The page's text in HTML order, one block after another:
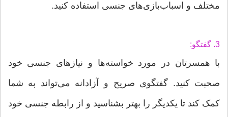
مختلف و اسباب‌بازی‌های جنسی استفاده کنید.
3. گفتگو:
با همسرتان در مورد خواسته‌ها و نیازهای جنسی خود
صحبت کنید. گفتگوی صریح و آزادانه می‌تواند به شما
کمک کند تا یکدیگر را بهتر بشناسید و از رابطه جنسی خود